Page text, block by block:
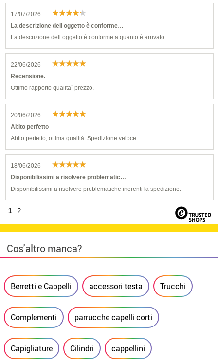
17/07/2026
La descrizione dell oggetto è conforme…
La descrizione dell oggetto è conforme a quanto è arrivato
22/06/2026
Recensione.
Ottimo rapporto qualita` prezzo.
20/06/2026
Abito perfetto
Abito perfetto, ottima qualità. Spedizione veloce
18/06/2026
Disponibilissimi a risolvere problematic…
Disponibilissimi a risolvere problematiche inerenti la spedizione.
1 2
Cos'altro manca?
Berretti e Cappelli accessori testa Trucchi
Complementi parrucche capelli corti
Capigliature Cilindri cappellini